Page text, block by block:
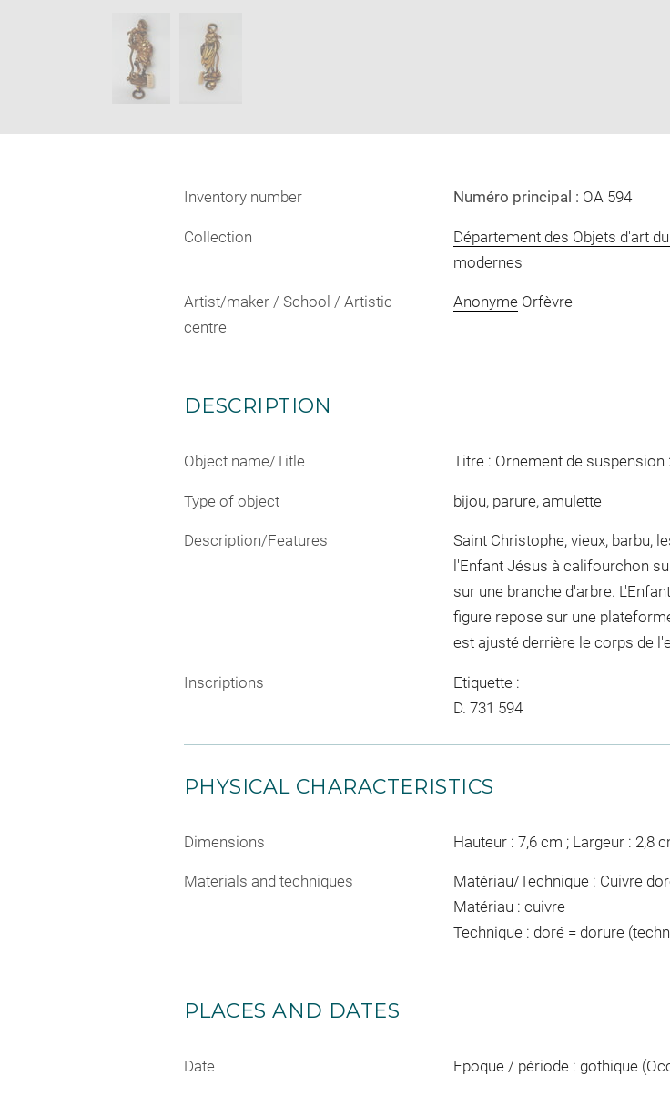
SKIP IMAGE CAROUSEL
Inventory number Numéro principal : OA 594
Collection
Département des Objets d'art
modernes
Artist/maker / School / Artistic
centre
AnonymeOrfèvre
DESCRIPTION
Object name/Title Titre : Ornement de
Type of object bijou, parure, amulette
Description/Features
Saint Christophe, vieux, barbu,
l'Enfant Jésus à califourchon
sur une branche d'arbre.
figure repose sur une
est ajusté derrière le corps de
Inscriptions
Etiquette :
D. 731 594
PHYSICAL CHARACTERISTICS
Dimensions Hauteur : 7,6 cm ; Largeur : 2,8
Materials and techniques
Matériau/Technique : Cuivre
Matériau : cuivre
Technique : doré = dorure
PLACES AND DATES
Date Epoque / période : gothique